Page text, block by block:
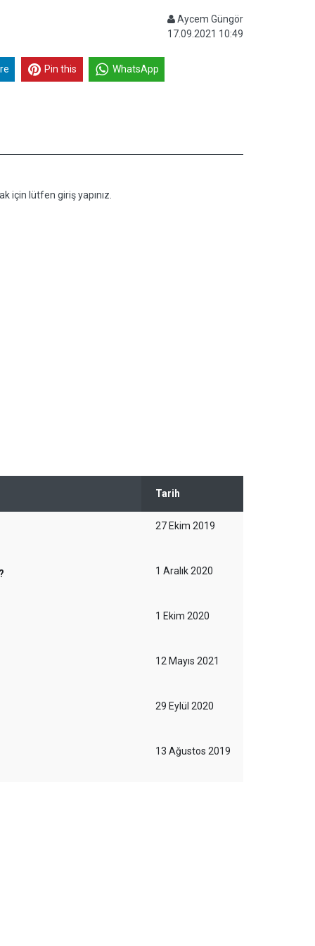
Aycem Güngör
17.09.2021 10:49
Pin this WhatsApp
için lütfen giriş yapınız.
Tarih
27 Ekim 2019
1 Aralık 2020
1 Ekim 2020
12 Mayıs 2021
29 Eylül 2020
13 Ağustos 2019